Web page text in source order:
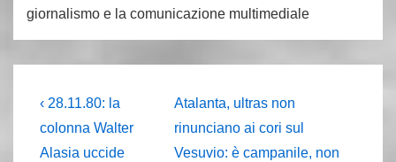
giornalismo e la comunicazione multimediale
Navigazione
articoli
L'articolo
precedente
è
‹ 28.11.80: la
colonna Walter
Alasia uccide
Il
prossimo
articolo
Atalanta, ultras non
rinunciano ai cori sul
Vesuvio: è campanile, non